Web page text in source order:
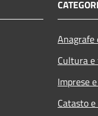
Cultura
Imprese
Catasto